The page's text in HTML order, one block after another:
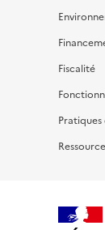
Fiscalité